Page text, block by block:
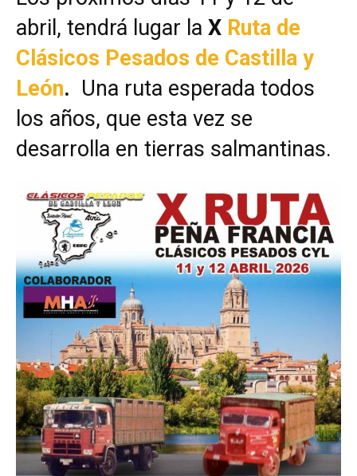
abril, tendrá lugar la X Ruta de
Clásicos Pesados de Castilla y
León. Una ruta esperada todos
los años, que esta vez se
desarrolla en tierras salmantinas.